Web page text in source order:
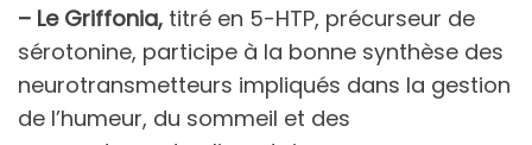
– Le Griffonia, titré en 5-HTP, précurseur de
sérotonine, participe à la bonne synthèse des
neurotransmetteurs impliqués dans la gestion
de l’humeur, du sommeil et des